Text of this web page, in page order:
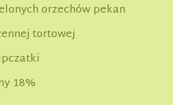
orzechów pekan
tortowej
18%